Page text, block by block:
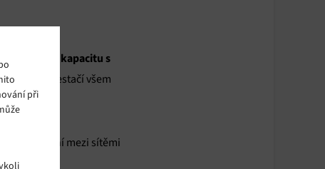
při
sdílíte kapacitu s
kapacita nestačí všem
je propojení mezi sítěmi